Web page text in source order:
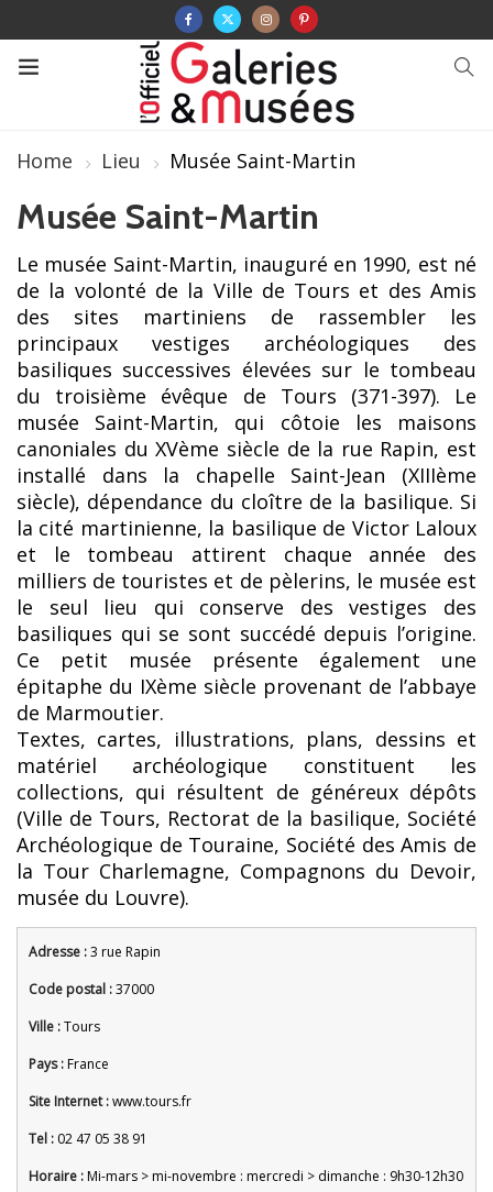
Home Lieu Musée Saint-Martin
Musée Saint-Martin
Le musée Saint-Martin, inauguré en 1990, est né
de la volonté de la Ville de Tours et des Amis
des sites martiniens de rassembler les
principaux vestiges archéologiques des
basiliques successives élevées sur le tombeau
du troisième évêque de Tours (371-397). Le
musée Saint-Martin, qui côtoie les maisons
canoniales du XVème siècle de la rue Rapin, est
installé dans la chapelle Saint-Jean (XIIIème
siècle), dépendance du cloître de la basilique. Si
la cité martinienne, la basilique de Victor Laloux
et le tombeau attirent chaque année des
milliers de touristes et de pèlerins, le musée est
le seul lieu qui conserve des vestiges des
basiliques qui se sont succédé depuis l’origine.
Ce petit musée présente également une
épitaphe du IXème siècle provenant de l’abbaye
de Marmoutier.
Textes, cartes, illustrations, plans, dessins et
matériel archéologique constituent les
collections, qui résultent de généreux dépôts
(Ville de Tours, Rectorat de la basilique, Société
Archéologique de Touraine, Société des Amis de
la Tour Charlemagne, Compagnons du Devoir,
musée du Louvre).
Adresse :3 rue Rapin
Code postal :37000
Ville :Tours
Pays :France
Site Internet :www.tours.fr
Tel : 02 47 05 38 91
Horaire :Mi-mars > mi-novembre : mercredi > dimanche : 9h30-12h30